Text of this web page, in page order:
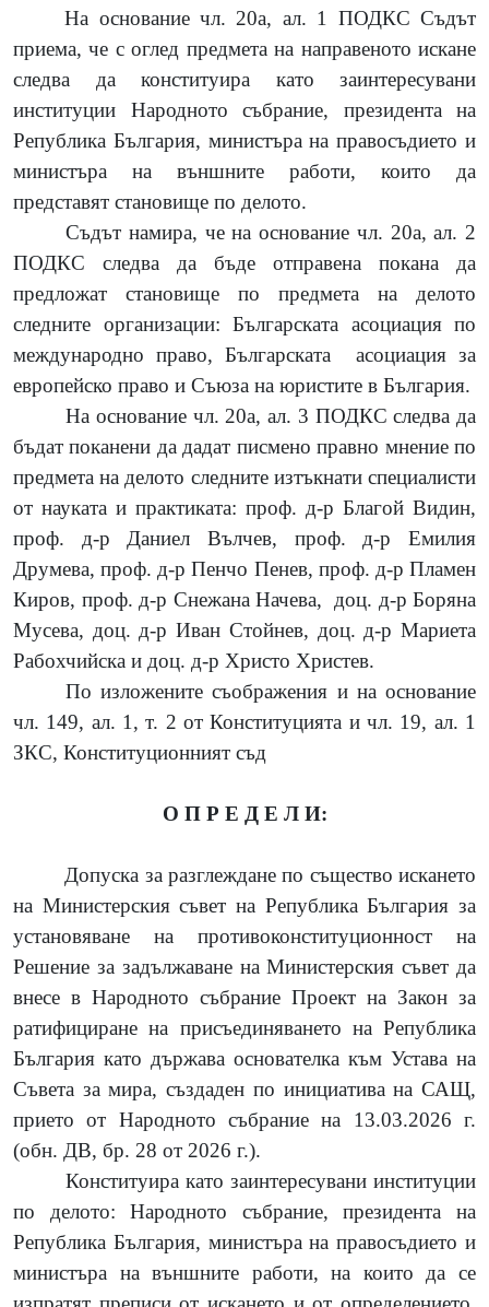
На основание чл. 20а, ал. 1 ПОДКС Съдът
приема, че с оглед предмета на направеното искане
следва да конституира като заинтересувани
институции Народното събрание, президента на
Република България, министъра на правосъдието и
министъра на външните работи,
които да
представят становище по делото.
Съдът намира, че на основание чл. 20а, ал. 2
ПОДКС следва да бъде отправена покана да
предложат становище по предмета на делото
следните организации: Българската асоциация по
международно право, Българската
асоциация за
европейско право и Съюза на юристите в България.
На основание чл. 20а, ал. 3 ПОДКС следва да
бъдат поканени да дадат писмено правно мнение по
предмета на делото следните изтъкнати специалисти
от науката и практиката: проф. д-р Благой Видин,
проф. д-р Даниел Вълчев, проф. д-р Емилия
Друмева, проф. д-р Пенчо Пенев, проф. д-р Пламен
Киров, проф. д-р Снежана Начева,
доц. д-р Боряна
Мусева, доц. д-р Иван Стойнев, доц. д-р Мариета
Рабохчийска и доц. д-р Христо Христев.
По изложените съображения и на основание
чл. 149, ал. 1, т. 2 от Конституцията и чл. 19, ал. 1
ЗКС, Конституционният съд
О П Р Е Д Е Л И:
Допуска за разглеждане по същество искането
на Министерския съвет на Република България за
установяване на противоконституционност на
Решение за задължаване на Министерския съвет да
внесе в Народното събрание Проект на Закон за
ратифициране на присъединяването на Република
България като държава основателка към Устава на
Съвета за мира, създаден по инициатива на САЩ,
прието от Народното събрание на 13.03.2026 г.
(обн. ДВ, бр. 28 от 2026 г.).
Конституира като заинтересувани институции
по делото:Народното събрание, президента на
Република България, министъра на правосъдието и
министъра на външните работи, на които да се